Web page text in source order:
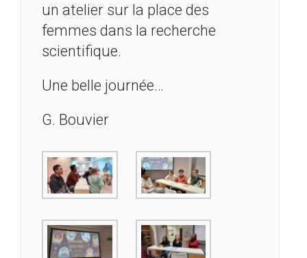
un atelier sur la place des
femmes dans la recherche
scientifique.
Une belle journée…
G. Bouvier